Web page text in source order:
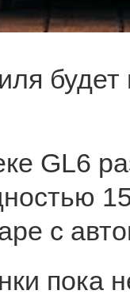
GL6
с
пока